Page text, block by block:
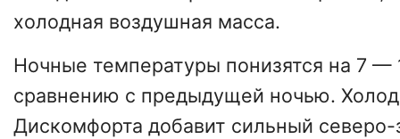
холодная воздушная масса.
Ночные температуры понизятся на 7 —
сравнению с предыдущей ночью.
Дискомфорта добавит сильный